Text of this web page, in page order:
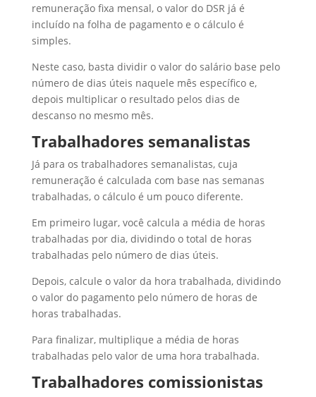
remuneração fixa mensal, o valor do DSR já é
incluído na folha de pagamento e o cálculo é
simples.
Neste caso, basta dividir o valor do salário base pelo
número de dias úteis naquele mês específico e,
depois multiplicar o resultado pelos dias de
descanso no mesmo mês.
Trabalhadores semanalistas
Já para os trabalhadores semanalistas, cuja
remuneração é calculada com base nas semanas
trabalhadas, o cálculo é um pouco diferente.
Em primeiro lugar, você calcula a média de horas
trabalhadas por dia, dividindo o total de horas
trabalhadas pelo número de dias úteis.
Depois, calcule o valor da hora trabalhada, dividindo
o valor do pagamento pelo número de horas de
horas trabalhadas.
Para finalizar, multiplique a média de horas
trabalhadas pelo valor de uma hora trabalhada.
Trabalhadores comissionistas